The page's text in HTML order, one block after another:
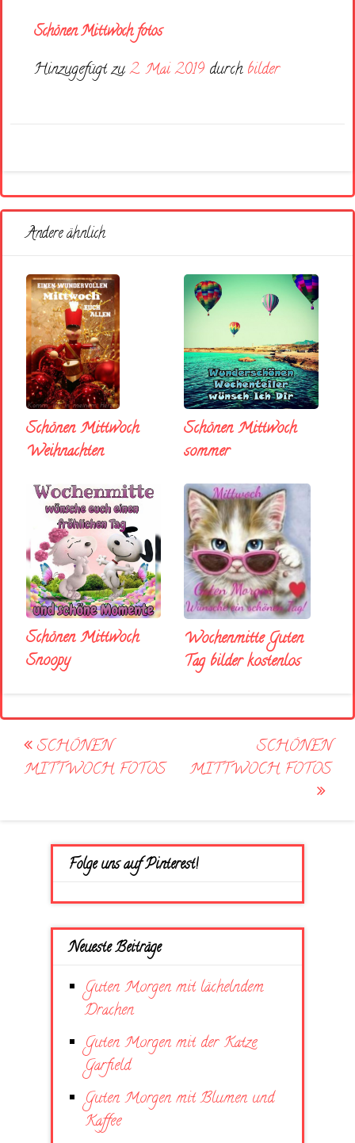
Schönen Mittwoch fotos
Hinzugefügt zu2. Mai 2019 durch bilder
Andere ähnlich
Schönen Mittwoch
Weihnachten
Schönen Mittwoch
sommer
Schönen Mittwoch
Snoopy
Wochenmitte Guten
Tag bilder kostenlos
Post
navigation
SCHÖNEN
MITTWOCH FOTOS
SCHÖNEN
MITTWOCH FOTOS
Folge uns auf Pinterest!
Neueste Beiträge
Guten Morgen mit lächelndem
Drachen
Guten Morgen mit der Katze
Garfield
Guten Morgen mit Blumen und
Kaffee